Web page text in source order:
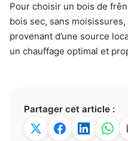
Pour choisir un bois de
bois sec, sans
provenant d’une source
un chauffage optimal et
Partager cet article :